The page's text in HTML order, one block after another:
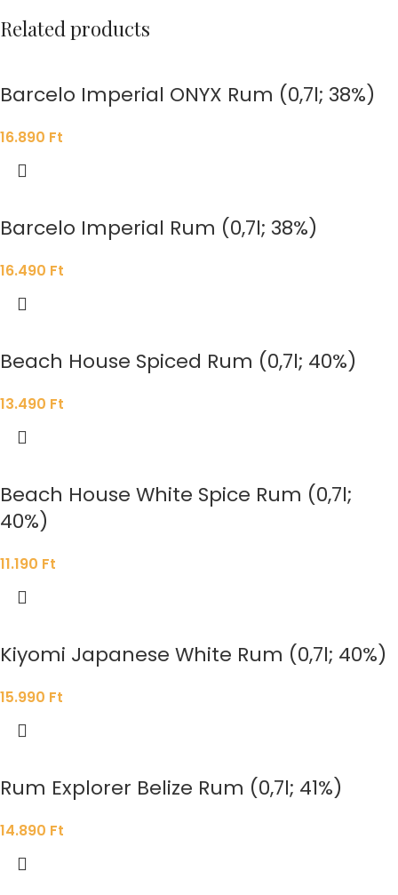
Related products
Barcelo Imperial ONYX Rum (0,7l; 38%)
16.890 Ft
Barcelo Imperial Rum (0,7l; 38%)
16.490 Ft
Beach House Spiced Rum (0,7l; 40%)
13.490 Ft
Beach House White Spice Rum (0,7l;
40%)
11.190 Ft
Kiyomi Japanese White Rum (0,7l; 40%)
15.990 Ft
Rum Explorer Belize Rum (0,7l; 41%)
14.890 Ft